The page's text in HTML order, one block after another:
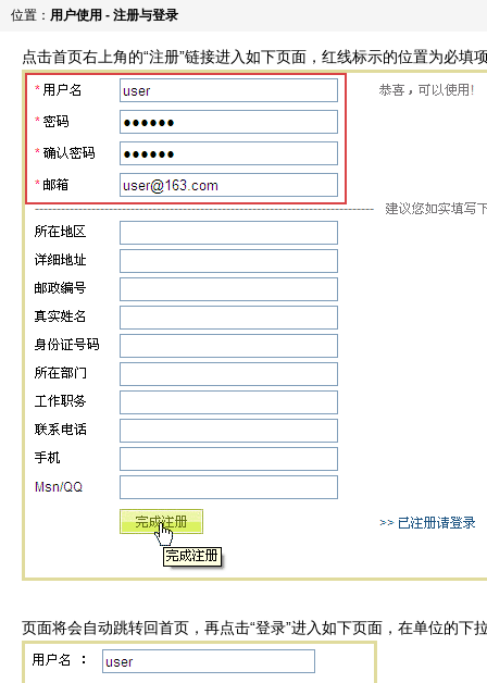
位置： 用户使用 - 注册与登录
点击首页右上角的“注册”链接进入如下页面，红线标示的位置为必填
页面将会自动跳转回首页，再点击“登录”进入如下页面，在单位的下